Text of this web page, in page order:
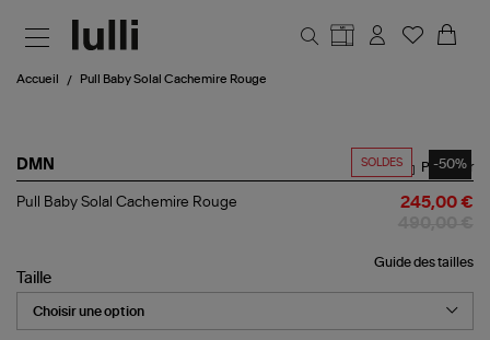
Accueil Pull Baby Solal Cachemire Rouge
SOLDES -50%
DMN
Pull
Rouge
Partager
Pull Baby Solal Cachemire Rouge 245,00 €
Guide des tailles
Taille